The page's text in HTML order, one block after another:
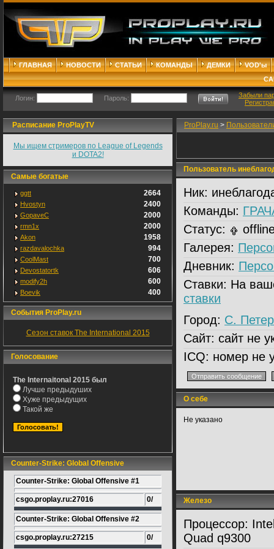
ГЛАВНАЯ НОВОСТИ СТАТЬИ КОМАНДЫ ДЕМКИ
VOD'ы
Логин: Пароль:
Забыли
Расписание ProPlayTV
Мы ищем стримеров по League of Legends
и DOTA2!
Самые богатые
ggtt 2664
Hvostyn 2400
GopaveC 2000
rmn1x 2000
Akon 1958
razdavalochka 994
CoolMast 700
Devostatortk 606
modify2h 600
Boevik 400
События ProPlay.ru
Сезон ставок The International 2015
Голосование
The Internaitonal 2015 был
Лучше предыдуших
Хуже предыдущих
Такой же
Counter-Strike: Global Offensive
Counter-Strike: Global Offensive #1
csgo.proplay.ru:27016 0/
Counter-Strike: Global Offensive #2
csgo.proplay.ru:27215 0/
ProPlay.ru >
Пользователь
Ник:
Команды:
Статус:
Галерея:
Дневник:
Ставки: На
ставки
Город: С.
Сайт: сайт не
ICQ: номер не
О себе
Не указано
Железо
Процессор:
Quad q9300